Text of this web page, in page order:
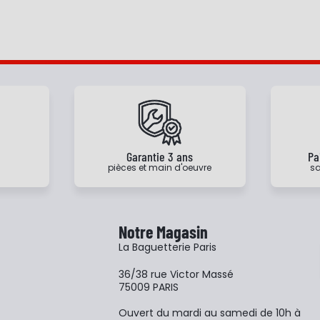
Garantie 3 ans
pièces et main d'oeuvre
Notre Magasin
La Baguetterie Paris
36/38 rue Victor Massé
75009 PARIS
Ouvert du mardi au samedi de 10h à